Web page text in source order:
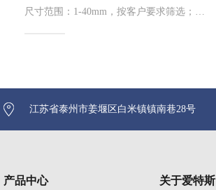
尺寸范围：1-40mm，按客户要求筛选；纯度：99.99%
江苏省泰州市姜堰区白米镇镇南巷28号
产品中心
关于爱特斯